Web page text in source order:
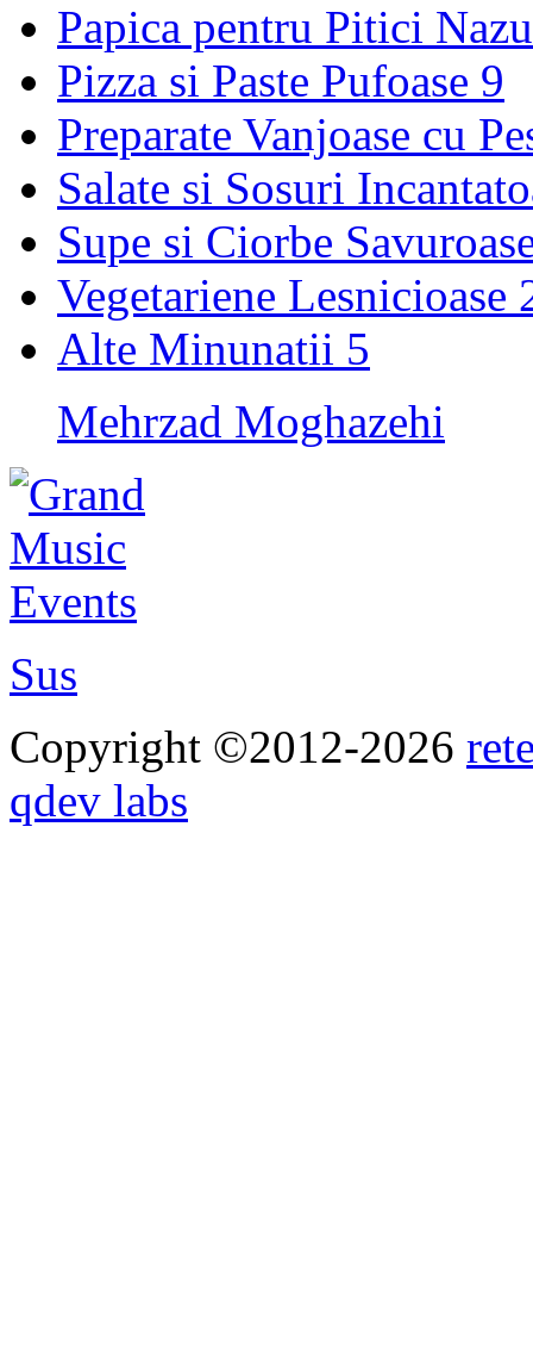
Papica pentru Pitici
Pizza si Paste Pufoase 9
Preparate Vanjoase cu
Salate si Sosuri
Supe si Ciorbe
Vegetariene Lesnicioase
Alte Minunatii 5
Mehrzad Moghazehi
Sus
Copyright ©2012-2026
qdev labs